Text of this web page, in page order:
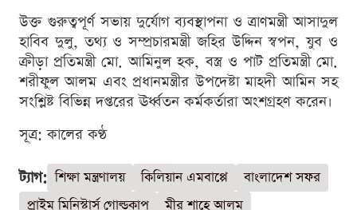
উক্ত গুরুত্বপূর্ণ সভায় দুর্যোগ ব্যবস্থাপনা ও ত্রাণমন্ত্রী আসাদুল
হাবিব দুলু, তথ্য ও সম্প্রচারমন্ত্রী জহির উদ্দিন স্বপন, যুব ও
ক্রীড়া প্রতিমন্ত্রী মো. আমিনুল হক, বস্ত্র ও পাট প্রতিমন্ত্রী মো.
শরীফুল আলম এবং প্রধানমন্ত্রীর উপদেষ্টা মাহদী আমিন সহ
সংশ্লিষ্ট বিভিন্ন দপ্তরের ঊর্ধ্বতন কর্মকর্তারা অংশগ্রহণ করেন।
সূত্র: কালের কণ্ঠ
ট্যাগ: শিক্ষা মন্ত্রণালয় কিলিয়ান এমবাপ্পে
বাংলাদেশ সফর
প্রাইম মিনিস্টার্স গোল্ডকাপ
মীর শাহে আলম